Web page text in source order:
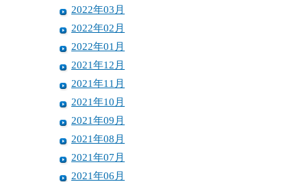
2022年03月
2022年02月
2022年01月
2021年12月
2021年11月
2021年10月
2021年09月
2021年08月
2021年07月
2021年06月